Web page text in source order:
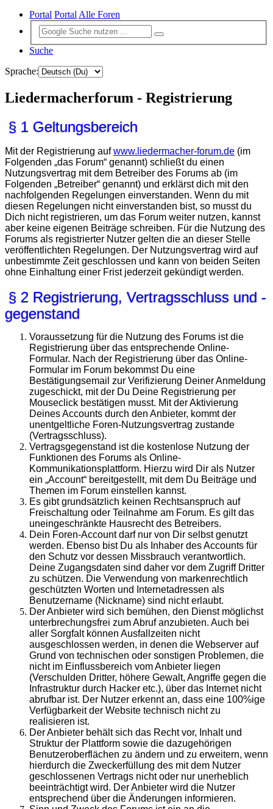
Portal PortalAlle Foren
Suche
Sprache:
Liedermacherforum - Registrierung
§ 1 Geltungsbereich
Mit der Registrierung aufwww.liedermacher-forum.de (im
Folgenden „das Forum“ genannt) schließt du einen
Nutzungsvertrag mit dem Betreiber des Forums ab (im
Folgenden „Betreiber“ genannt) und erklärst dich mit den
nachfolgenden Regelungen einverstanden. Wenn du mit
diesen Regelungen nicht einverstanden bist, so musst du
Dich nicht registrieren, um das Forum weiter nutzen, kannst
aber keine eigenen Beiträge schreiben. Für die Nutzung des
Forums als registrierter Nutzer gelten die an dieser Stelle
veröffentlichten Regelungen. Der Nutzungsvertrag wird auf
unbestimmte Zeit geschlossen und kann von beiden Seiten
ohne Einhaltung einer Frist jederzeit gekündigt werden.
§ 2 Registrierung, Vertragsschluss und -
gegenstand
Voraussetzung für die Nutzung des Forums ist die
Registrierung über das entsprechende Online-
Formular. Nach der Registrierung über das Online-
Formular im Forum bekommst Du eine
Bestätigungsemail zur Verifizierung Deiner Anmeldung
zugeschickt, mit der Du Deine Registrierung per
Mouseclick bestätigen musst. Mit der Aktivierung
Deines Accounts durch den Anbieter, kommt der
unentgeltliche Foren-Nutzungsvertrag zustande
(Vertragsschluss).
Vertragsgegenstand ist die kostenlose Nutzung der
Funktionen des Forums als Online-
Kommunikationsplattform. Hierzu wird Dir als Nutzer
ein „Account“ bereitgestellt, mit dem Du Beiträge und
Themen im Forum einstellen kannst.
Es gibt grundsätzlich keinen Rechtsanspruch auf
Freischaltung oder Teilnahme am Forum. Es gilt das
uneingeschränkte Hausrecht des Betreibers.
Dein Foren-Account darf nur von Dir selbst genutzt
werden. Ebenso bist Du als Inhaber des Accounts für
den Schutz vor dessen Missbrauch verantwortlich.
Deine Zugangsdaten sind daher vor dem Zugriff Dritter
zu schützen. Die Verwendung von markenrechtlich
geschützten Worten und Internetadressen als
Benutzername (Nickname) sind nicht erlaubt.
Der Anbieter wird sich bemühen, den Dienst möglichst
unterbrechungsfrei zum Abruf anzubieten. Auch bei
aller Sorgfalt können Ausfallzeiten nicht
ausgeschlossen werden, in denen die Webserver auf
Grund von technischen oder sonstigen Problemen, die
nicht im Einflussbereich vom Anbieter liegen
(Verschulden Dritter, höhere Gewalt, Angriffe gegen die
Infrastruktur durch Hacker etc.), über das Internet nicht
abrufbar ist. Der Nutzer erkennt an, dass eine 100%ige
Verfügbarkeit der Website technisch nicht zu
realisieren ist.
Der Anbieter behält sich das Recht vor, Inhalt und
Struktur der Plattform sowie die dazugehörigen
Benutzeroberflächen zu ändern und zu erweitern, wenn
hierdurch die Zweckerfüllung des mit dem Nutzer
geschlossenen Vertrags nicht oder nur unerheblich
beeinträchtigt wird. Der Anbieter wird die Nutzer
entsprechend über die Änderungen informieren.